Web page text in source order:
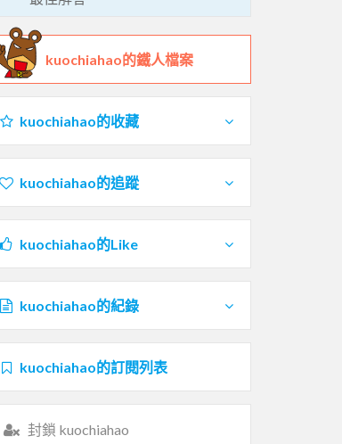
kuochiahao的鐵人檔案
kuochiahao的收藏
kuochiahao的追蹤
kuochiahao的Like
kuochiahao的紀錄
kuochiahao的訂閱列表
封鎖 kuochiahao